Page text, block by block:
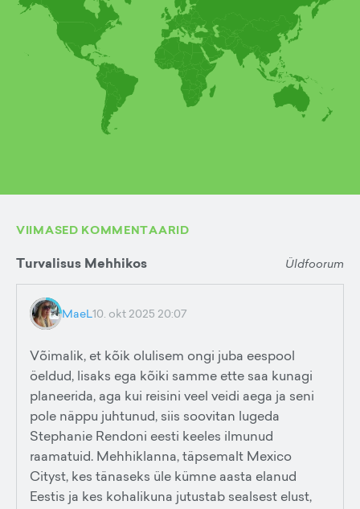
VIIMASED KOMMENTAARID
Turvalisus Mehhikos Üldfoorum
MaeL10. okt 2025 20:07
Võimalik, et kõik olulisem ongi juba eespool
öeldud, lisaks ega kõiki samme ette saa kunagi
planeerida, aga kui reisini veel veidi aega ja seni
pole näppu juhtunud, siis soovitan lugeda
Stephanie Rendoni eesti keeles ilmunud
raamatuid. Mehhiklanna, täpsemalt Mexico
Cityst, kes tänaseks üle kümne aasta elanud
Eestis ja kes kohalikuna jutustab sealsest elust,